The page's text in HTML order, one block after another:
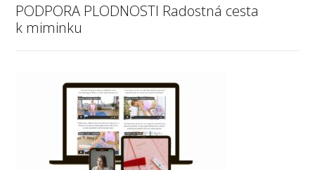
PODPORA PLODNOSTI Radostná cesta
k miminku